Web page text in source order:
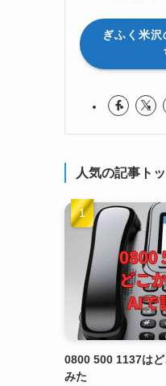
ぎふく米沢
人気の記事ト
0800 500 1137は
みた